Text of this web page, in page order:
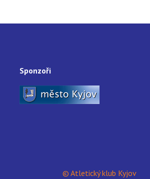
Sponzoři
© Atletický klub Kyjov